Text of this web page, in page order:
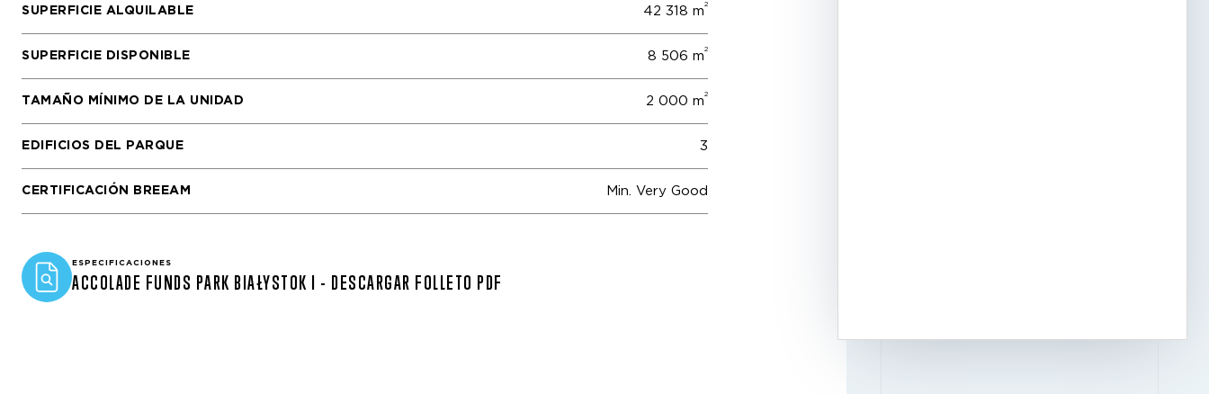
SUPERFICIE ALQUILABLE 42 318 m2
SUPERFICIE DISPONIBLE 8 506 m2
TAMAÑO MÍNIMO DE LA UNIDAD 2 000 m2
EDIFICIOS DEL PARQUE 3
CERTIFICACIÓN BREEAM Min. Very Good
ESPECIFICACIONES
ACCOLADE FUNDS PARK BIAŁYSTOK I - DESCARGAR FOLLETO PDF